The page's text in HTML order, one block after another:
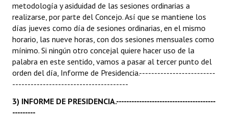
metodología y asiduidad de las sesiones ordinarias a
realizarse, por parte del Concejo. Así que se mantiene los
días jueves como día de sesiones ordinarias, en el mismo
horario, las nueve horas, con dos sesiones mensuales como
mínimo. Si ningún otro concejal quiere hacer uso de la
palabra en este sentido, vamos a pasar al tercer punto del
orden del día, Informe de Presidencia.-------------------------
--------------------------------------
3) INFORME DE PRESIDENCIA.---------------------------------------
---------